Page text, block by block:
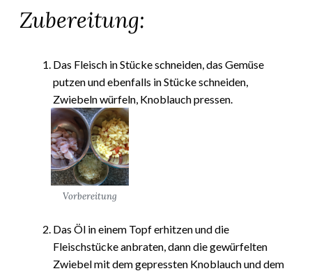
Zubereitung:
Das Fleisch in Stücke schneiden, das Gemüse
putzen und ebenfalls in Stücke schneiden,
Zwiebeln würfeln, Knoblauch pressen.
Vorbereitung
Das Öl in einem Topf erhitzen und die
Fleischstücke anbraten, dann die gewürfelten
Zwiebel mit dem gepressten Knoblauch und dem